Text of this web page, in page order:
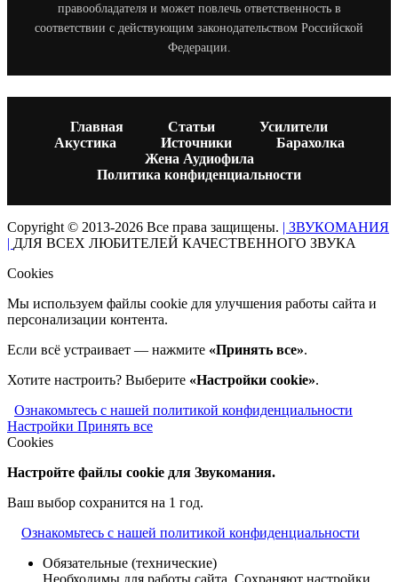
правообладателя и может повлечь ответственность в
соответствии с действующим законодательством Российской
Федерации.
Главная Статьи
Усилители
Акустика
Источники
Барахолка
Жена Аудиофила
Политика конфиденциальности
Copyright © 2013-2026 Все права защищены. | ЗВУКОМАНИЯ
| ДЛЯ ВСЕХ ЛЮБИТЕЛЕЙ КАЧЕСТВЕННОГО ЗВУКА
Cookies
Мы используем файлы cookie для улучшения работы сайта и
персонализации контента.
Если всё устраивает — нажмите «Принять все».
Хотите настроить? Выберите «Настройки cookie».
Ознакомьтесь с нашей политикой конфиденциальности
Настройки Принять все
Cookies
Настройте файлы cookie для Звукомания.
Ваш выбор сохранится на 1 год.
Ознакомьтесь с нашей политикой конфиденциальности
Обязательные (технические)
Необходимы для работы сайта. Сохраняют настройки,